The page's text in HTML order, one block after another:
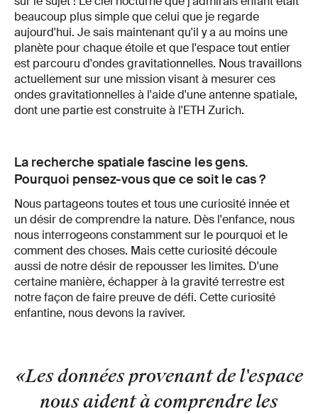
beaucoup plus simple que celui que je regarde
aujourd'hui. Je sais maintenant qu'il y a au moins une
planète pour chaque étoile et que l'espace tout entier
est parcouru d'ondes gravitationnelles. Nous travaillons
actuellement sur une mission visant à mesurer ces
ondes gravitationnelles à l'aide d'une antenne spatiale,
dont une partie est construite à l'ETH Zurich.
La recherche spatiale fascine les gens.
Pourquoi pensez-vous que ce soit le cas ?
Nous partageons toutes et tous une curiosité innée et
un désir de comprendre la nature. Dès l'enfance, nous
nous interrogeons constamment sur le pourquoi et le
comment des choses. Mais cette curiosité découle
aussi de notre désir de repousser les limites. D'une
certaine manière, échapper à la gravité terrestre est
notre façon de faire preuve de défi. Cette curiosité
enfantine, nous devons la raviver.
«Les données provenant de l'espace
nous aident à comprendre les